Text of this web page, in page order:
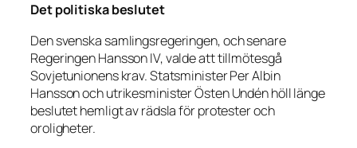
Det politiska beslutet
Den svenska samlingsregeringen, och senare
Regeringen Hansson IV, valde att tillmötesgå
Sovjetunionens krav. Statsminister Per Albin
Hansson och utrikesminister Östen Undén höll länge
beslutet hemligt av rädsla för protester och
oroligheter.